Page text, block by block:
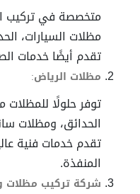
متخصصة في تركيب
مظلات السيارات،
تقدم أيضًا خدمات
مظلات الرياض:
توفر حلولًا
الحدائق، ومظلات
تقدم خدمات فنية
المنفذة.
شركة تركيب مظلات